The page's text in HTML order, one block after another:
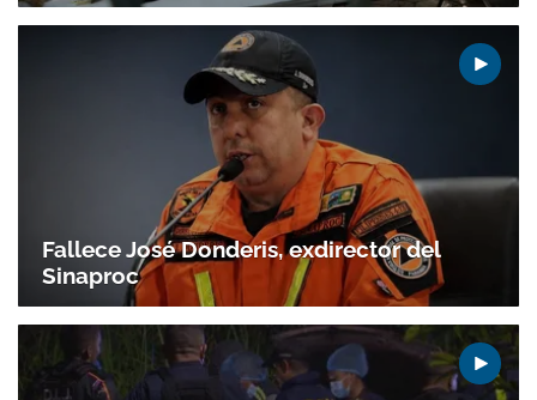
Gracias por suscribirte a nuestro boletín.
ACEPTAR
Fallece José Donderis, exdirector del
Sinaproc